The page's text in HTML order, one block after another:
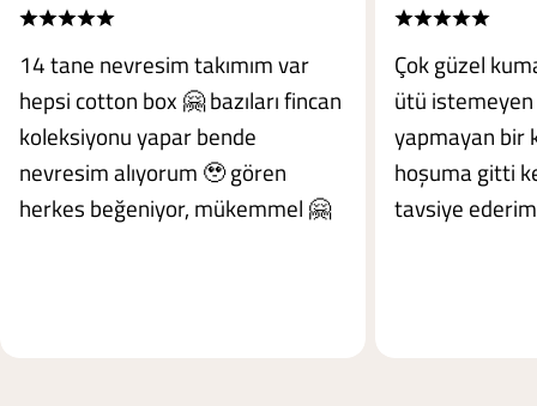
14 tane nevresim takımım var
hepsi cotton box 🤗 bazıları fincan
koleksiyonu yapar bende
nevresim alıyorum 🥹 gören
herkes beğeniyor, mükemmel 🤗
Çok güzel
ütü
yapmayan bir
hoşuma gitti
tavsiye ederim